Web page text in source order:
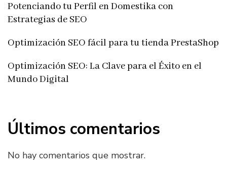
Potenciando tu Perfil en Domestika con
Estrategias de SEO
Optimización SEO fácil para tu tienda PrestaShop
Optimización SEO: La Clave para el Éxito en el
Mundo Digital
Últimos comentarios
No hay comentarios que mostrar.